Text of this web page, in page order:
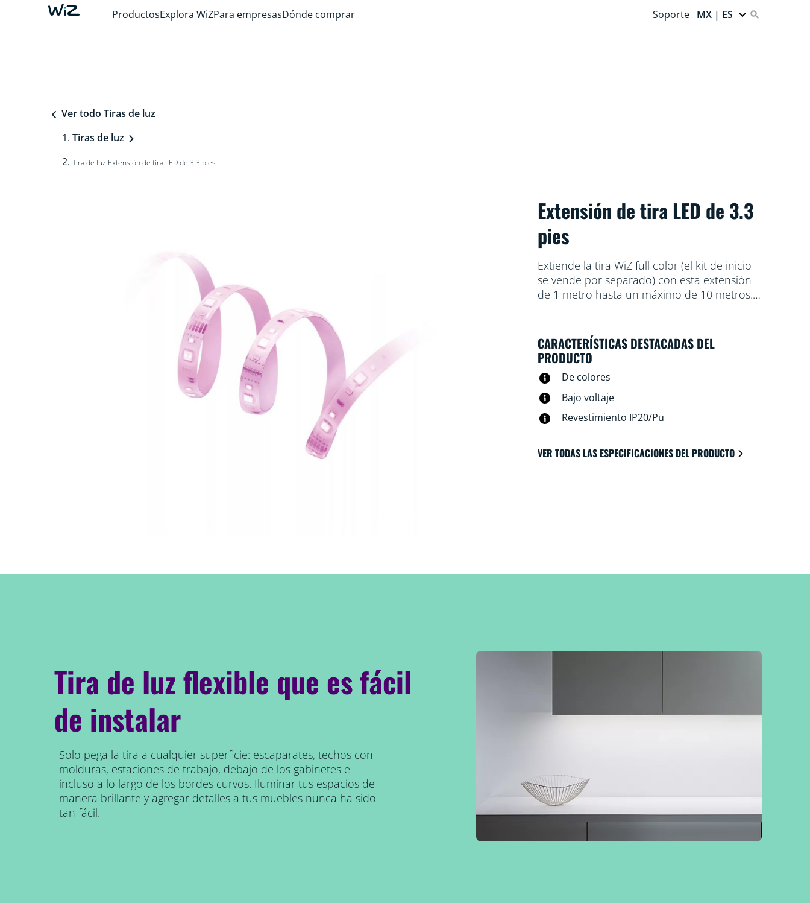
ProductosExplora WiZPara empresasDónde comprar Soporte MX | ES
Ver todo Tiras de luz
Tiras de luz
Tira de luz Extensión de tira LED de 3.3 pies
Extensión de tira LED de 3.3
pies
Extiende la tira WiZ full color (el kit de inicio
se vende por separado) con esta extensión
de 1 metro hasta un máximo de 10 metros.
millones de colores y ajustable desde blanco
cálido hasta luz diurna.
CARACTERÍSTICAS DESTACADAS DEL
PRODUCTO
De colores
Bajo voltaje
Revestimiento IP20/Pu
VER TODAS LAS ESPECIFICACIONES DEL PRODUCTO
Tira de luz flexible que es fácil
de instalar
Solo pega la tira a cualquier superficie: escaparates, techos con
molduras, estaciones de trabajo, debajo de los gabinetes e
incluso a lo largo de los bordes curvos. Iluminar tus espacios de
manera brillante y agregar detalles a tus muebles nunca ha sido
tan fácil.